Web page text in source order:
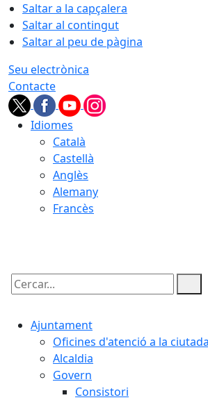
Saltar a la capçalera
Saltar al contingut
Saltar al peu de pàgina
Seu electrònica
Contacte
Idiomes
Català
Castellà
Anglès
Alemany
Francès
Cercar:
Ajuntament
Oficines d'atenció a la
Alcaldia
Govern
Consistori